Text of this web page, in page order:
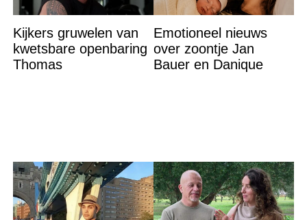
Kijkers gruwelen van
kwetsbare openbaring
Thomas
Emotioneel nieuws
over zoontje Jan
Bauer en Danique